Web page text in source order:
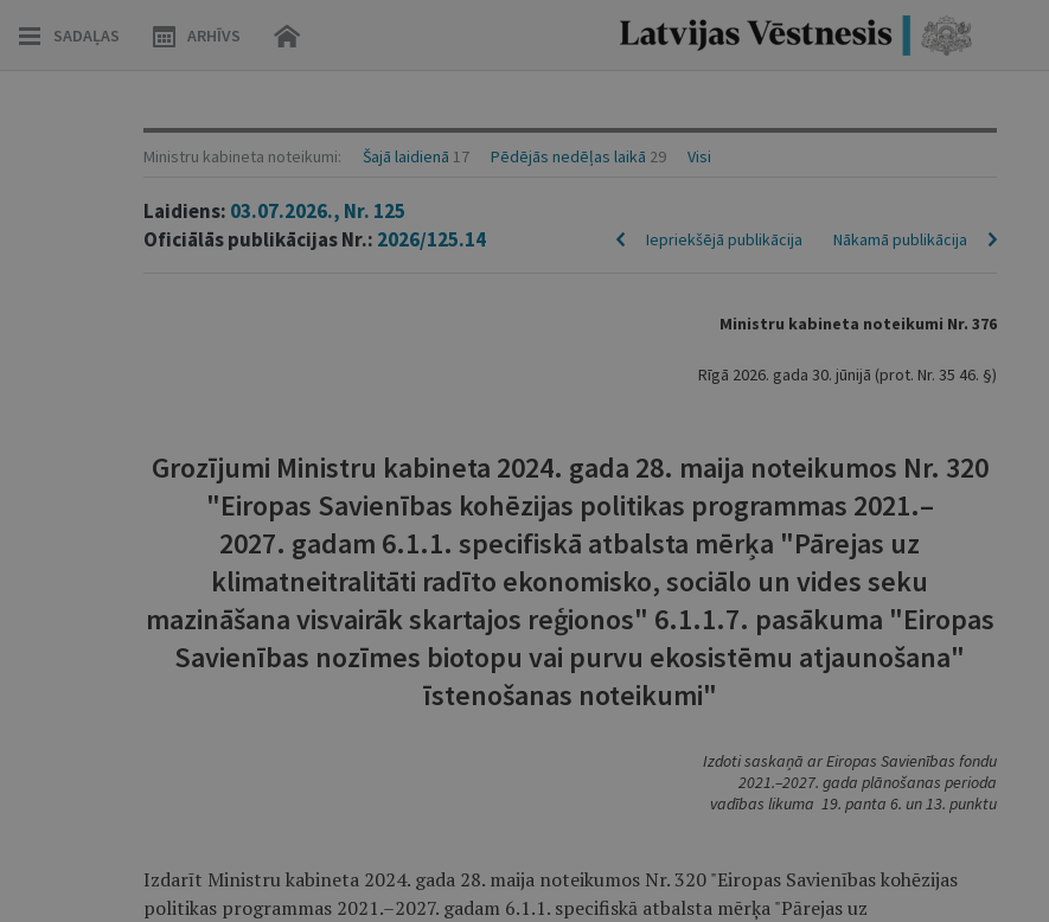
SADAĻAS ARHĪVS
Ministru kabineta noteikumi: Šajā laidienā 17 Pēdējās nedēļas laikā 29 Visi
Laidiens: 03.07.2026., Nr. 125
Oficiālās publikācijas Nr.: 2026/125.14 Nākamā publikācija
Iepriekšējā publikācija
Ministru kabineta noteikumi Nr. 376
Rīgā 2026. gada 30. jūnijā (prot. Nr. 35 46. §)
Grozījumi Ministru kabineta 2024. gada 28. maija noteikumos Nr. 320
"Eiropas Savienības kohēzijas politikas programmas 2021.–
2027. gadam 6.1.1. specifiskā atbalsta mērķa "Pārejas uz
klimatneitralitāti radīto ekonomisko, sociālo un vides seku
mazināšana visvairāk skartajos reģionos" 6.1.1.7. pasākuma "Eiropas
Savienības nozīmes biotopu vai purvu ekosistēmu atjaunošana"
īstenošanas noteikumi"
Izdoti saskaņā ar Eiropas Savienības fondu
2021.–2027. gada plānošanas perioda
vadības likuma 19. panta 6. un 13. punktu
Izdarīt Ministru kabineta 2024. gada 28. maija noteikumos Nr. 320 "Eiropas Savienības kohēzijas
politikas programmas 2021.–2027. gadam 6.1.1. specifiskā atbalsta mērķa "Pārejas uz